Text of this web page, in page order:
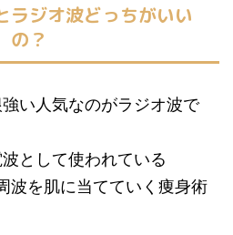
ラジオ波どっちがいい
の？
い人気なのがラジオ波で
として使われている
波を肌に当てていく痩身術